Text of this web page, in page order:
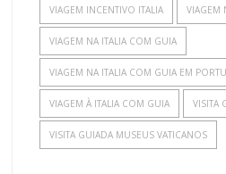
VIAGEM INCENTIVO ITALIA VIAGEM
VIAGEM NA ITALIA COM GUIA
VIAGEM NA ITALIA COM GUIA EM
VIAGEM À ITALIA COM GUIA VISITA
VISITA GUIADA MUSEUS VATICANOS